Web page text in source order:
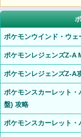
ポケモンウインド・ウ
ポケモンレジェンズZ-A
ポケモンレジェンズZ-A
ポケモンスカーレット
盤) 攻略
ポケモンスカーレット